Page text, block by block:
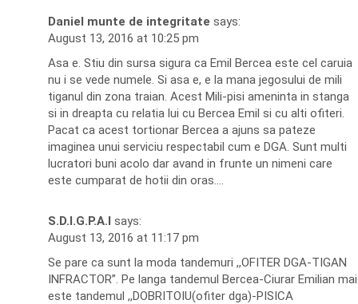
Daniel munte de integritate says:
August 13, 2016 at 10:25 pm
Asa e. Stiu din sursa sigura ca Emil Bercea este cel caruia
nu i se vede numele. Si asa e, e la mana jegosului de mili
tiganul din zona traian. Acest Mili-pisi ameninta in stanga
si in dreapta cu relatia lui cu Bercea Emil si cu alti ofiteri.
Pacat ca acest tortionar Bercea a ajuns sa pateze
imaginea unui serviciu respectabil cum e DGA. Sunt multi
lucratori buni acolo dar avand in frunte un nimeni care
este cumparat de hotii din oras….
S.D.I.G.P.A.I says:
August 13, 2016 at 11:17 pm
Se pare ca sunt la moda tandemuri ,,OFITER DGA-TIGAN
INFRACTOR”. Pe langa tandemul Bercea-Ciurar Emilian mai
este tandemul ,,DOBRITOIU(ofiter dga)-PISICA